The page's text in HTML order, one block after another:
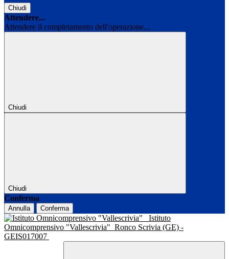
Chiudi
Attendere...
Attendere il completamento dell'operazione...
Chiudi
Chiudi
Conferma
Annulla Conferma
Istituto
Omnicomprensivo "Vallescrivia" Ronco Scrivia (GE) -
GEIS017007